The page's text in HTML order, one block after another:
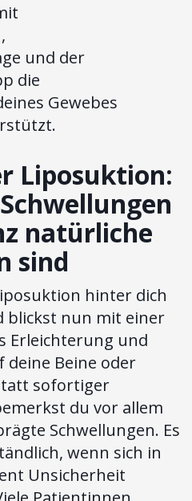
und der
die
Gewebes
Liposuktion:
natürliche
sind
hinter dich
blickst nun mit einer
Erleichterung und
deine Beine oder
sofortiger
du vor allem
Schwellungen. Es
wenn sich in
Unsicherheit